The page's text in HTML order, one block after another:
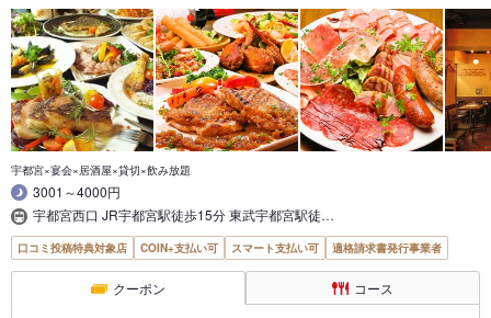
宇都宮×宴会×居酒屋×貸切×飲み放題
3001～4000円
宇都宮西口 JR宇都宮駅徒歩15分 東武宇都宮駅徒…
口コミ投稿特典対象店 COIN+支払い可 スマート支払い可 適格請求書発行事業者
クーポン コース